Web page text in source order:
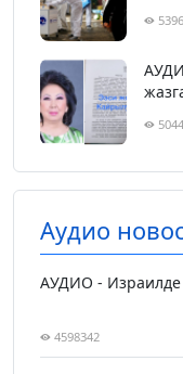
Аудио
АУДИО -
4598342